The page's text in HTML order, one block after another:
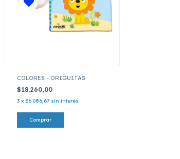
COLORES - ORIGUITAS
$18.260,00
3 x $6.086,67 sin interés